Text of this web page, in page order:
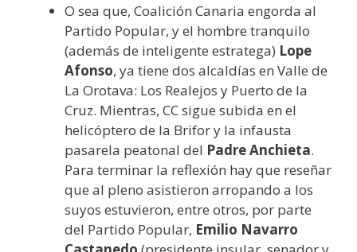
O sea que, Coalición Canaria engorda al
Partido Popular, y el hombre tranquilo
(además de inteligente estratega) Lope
Afonso, ya tiene dos alcaldías en Valle de
La Orotava: Los Realejos y Puerto de la
Cruz. Mientras, CC sigue subida en el
helicóptero de la Brifor y la infausta
pasarela peatonal del Padre Anchieta.
Para terminar la reflexión hay que reseñar
que al pleno asistieron arropando a los
suyos estuvieron, entre otros, por parte
del Partido Popular, Emilio Navarro